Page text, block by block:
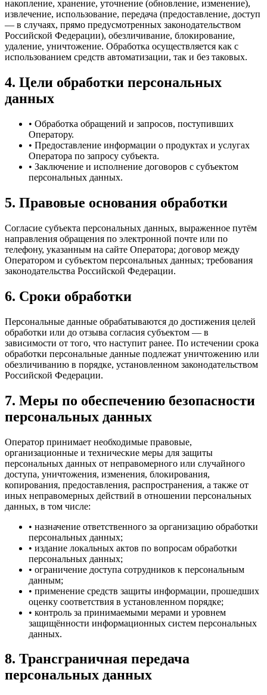
накопление, хранение, уточнение (обновление, изменение),
извлечение, использование, передача (предоставление, доступ
— в случаях, прямо предусмотренных законодательством
Российской Федерации), обезличивание, блокирование,
удаление, уничтожение. Обработка осуществляется как с
использованием средств автоматизации, так и без таковых.
4. Цели обработки персональных
данных
• Обработка обращений и запросов, поступивших
Оператору.
• Предоставление информации о продуктах и услугах
Оператора по запросу субъекта.
• Заключение и исполнение договоров с субъектом
персональных данных.
5. Правовые основания обработки
Согласие субъекта персональных данных, выраженное путём
направления обращения по электронной почте или по
телефону, указанным на сайте Оператора; договор между
Оператором и субъектом персональных данных; требования
законодательства Российской Федерации.
6. Сроки обработки
Персональные данные обрабатываются до достижения целей
обработки или до отзыва согласия субъектом — в
зависимости от того, что наступит ранее. По истечении срока
обработки персональные данные подлежат уничтожению или
обезличиванию в порядке, установленном законодательством
Российской Федерации.
7. Меры по обеспечению безопасности
персональных данных
Оператор принимает необходимые правовые,
организационные и технические меры для защиты
персональных данных от неправомерного или случайного
доступа, уничтожения, изменения, блокирования,
копирования, предоставления, распространения, а также от
иных неправомерных действий в отношении персональных
данных, в том числе:
• назначение ответственного за организацию обработки
персональных данных;
• издание локальных актов по вопросам обработки
персональных данных;
• ограничение доступа сотрудников к персональным
данным;
• применение средств защиты информации, прошедших
оценку соответствия в установленном порядке;
• контроль за принимаемыми мерами и уровнем
защищённости информационных систем персональных
данных.
8. Трансграничная передача
персональных данных